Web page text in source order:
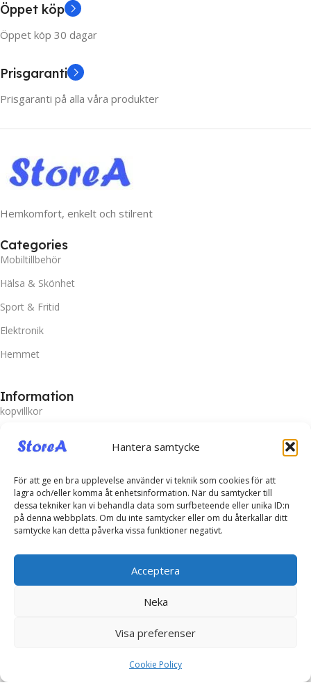
Hantera samtycke
För att ge en bra upplevelse använder vi teknik som cookies för att
lagra och/eller komma åt enhetsinformation. När du samtycker till
dessa tekniker kan vi behandla data som surfbeteende eller unika ID:n
på denna webbplats. Om du inte samtycker eller om du återkallar ditt
samtycke kan detta påverka vissa funktioner negativt.
Acceptera
Neka
Visa preferenser
Cookie Policy
Öppet köp
Öppet köp 30 dagar
Prisgaranti
Prisgaranti på alla våra produkter
Hemkomfort, enkelt och stilrent
Categories
Mobiltillbehör
Hälsa & Skönhet
Sport & Fritid
Elektronik
Hemmet
Information
kopvillkor
Prisgaranti
Miljö
Kontakta oss
Retur & Reklamation